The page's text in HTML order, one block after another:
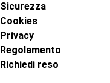
Sicurezza
Cookies
Privacy
Regolamento
Richiedi reso